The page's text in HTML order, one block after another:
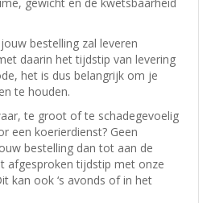
gewicht en de kwetsbaarheid
bestelling zal leveren
daarin het tijdstip van levering
het is dus belangrijk om je
te houden.
te groot of te schadegevoelig
een koerierdienst? Geen
bestelling dan tot aan de
afgesproken tijdstip met onze
kan ook ‘s avonds of in het